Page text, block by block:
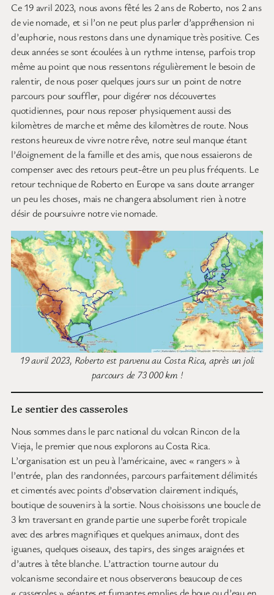
Ce 19 avril 2023, nous avons fêté les 2 ans de Roberto, nos 2 ans
de vie nomade, et si l’on ne peut plus parler d’appréhension ni
d’euphorie, nous restons dans une dynamique très positive. Ces
deux années se sont écoulées à un rythme intense, parfois trop
même au point que nous ressentons régulièrement le besoin de
ralentir, de nous poser quelques jours sur un point de notre
parcours pour souffler, pour digérer nos découvertes
quotidiennes, pour nous reposer physiquement aussi des
kilomètres de marche et même des kilomètres de route. Nous
restons heureux de vivre notre rêve, notre seul manque étant
l’éloignement de la famille et des amis, que nous essaierons de
compenser avec des retours peut-être un peu plus fréquents. Le
retour technique de Roberto en Europe va sans doute arranger
un peu les choses, mais ne changera absolument rien à notre
désir de poursuivre notre vie nomade.
19 avril 2023, Roberto est parvenu au Costa Rica, après un joli
parcours de 73 000 km !
Le sentier des casseroles
Nous sommes dans le parc national du volcan Rincon de la
Vieja, le premier que nous explorons au Costa Rica.
L’organisation est un peu à l’américaine, avec « rangers » à
l’entrée, plan des randonnées, parcours parfaitement délimités
et cimentés avec points d’observation clairement indiqués,
boutique de souvenirs à la sortie. Nous choisissons une boucle de
3 km traversant en grande partie une superbe forêt tropicale
avec des arbres magnifiques et quelques animaux, dont des
iguanes, quelques oiseaux, des tapirs, des singes araignées et
d’autres à tête blanche. L’attraction tourne autour du
volcanisme secondaire et nous observerons beaucoup de ces